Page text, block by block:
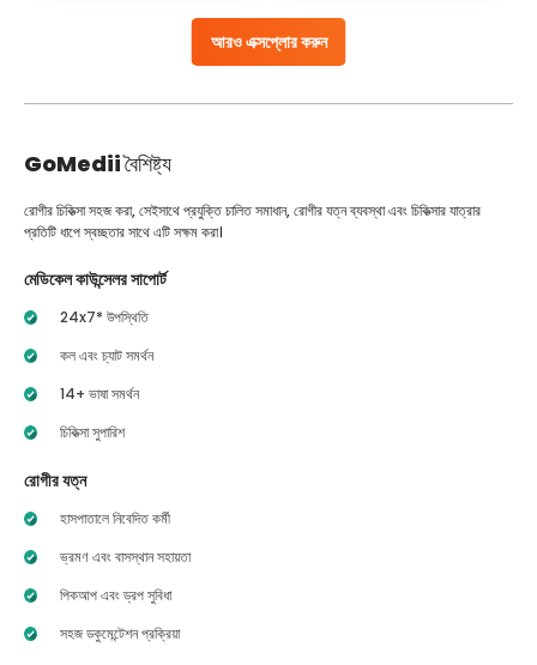
আরও এক্সপ্লোর করুন
GoMediiবৈশিষ্ট্য
রোগীর চিকিত্সা সহজ করা, সেইসাথে প্রযুক্তি চালিত সমাধান, রোগীর যত্ন ব্যবস্থা এবং চিকিত্সার যাত্রার
প্রতিটি ধাপে স্বচ্ছতার সাথে এটি সক্ষম করা।
মেডিকেল কাউন্সেলর সাপোর্ট
24x7* উপস্থিতি
কল এবং চ্যাট সমর্থন
14+ ভাষা সমর্থন
চিকিত্সা সুপারিশ
রোগীর যত্ন
হাসপাতালে নিবেদিত কর্মী
ভ্রমণ এবং বাসস্থান সহায়তা
পিকআপ এবং ড্রপ সুবিধা
সহজ ডকুমেন্টেশন প্রক্রিয়া